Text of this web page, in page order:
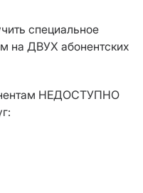
специальное
на ДВУХ абонентских
НЕДОСТУПНО